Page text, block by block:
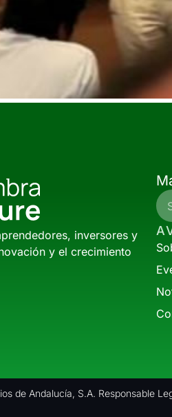
inversores y
y el crecimiento
de Andalucía, S.A. Responsable